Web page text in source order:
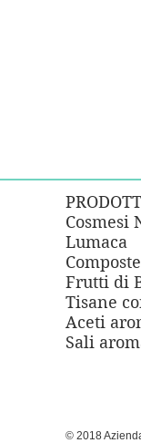
Cosmesi
Lumaca
Frutti di
Tisane
Aceti
Sali
© 2018